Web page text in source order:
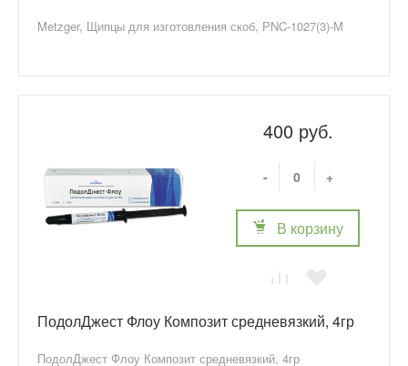
Metzger, Щипцы для изготовления скоб, РNC-1027(3)-М
400 руб.
- +
В корзину
ПодолДжест Флоу Композит средневязкий, 4гр
ПодолДжест Флоу Композит средневязкий, 4гр